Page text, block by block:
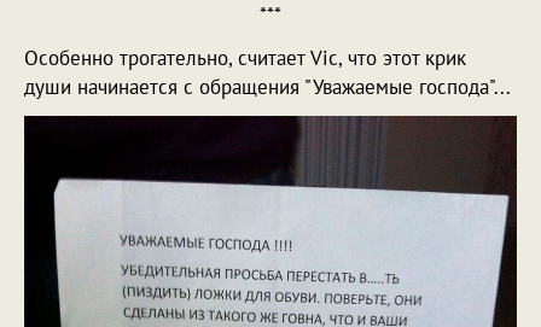
***
Особенно трогательно, считает Vic, что этот крик
души начинается с обращения "Уважаемые господа"...